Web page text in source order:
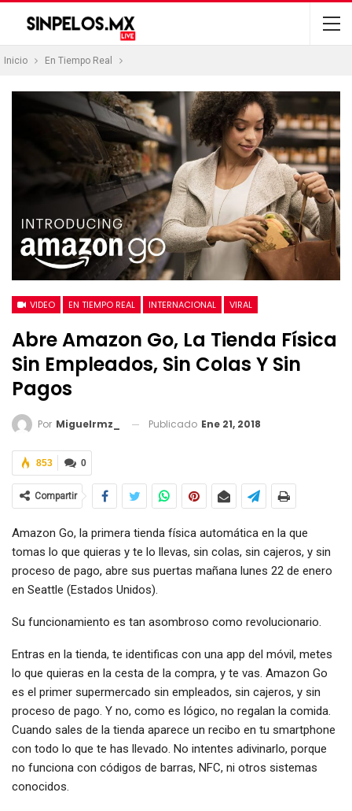
Inicio En Tiempo Real
VIDEO EN TIEMPO REAL INTERNACIONAL VIRAL
Abre Amazon Go, La Tienda Física
Sin Empleados, Sin Colas Y Sin
Pagos
Por Miguelrmz_ Publicado Ene 21, 2018
0
853
Compartir
Amazon Go, la primera tienda física automática en la que
tomas lo que quieras y te lo llevas, sin colas, sin cajeros, y sin
proceso de pago, abre sus puertas mañana lunes 22 de enero
en Seattle (Estados Unidos).
Su funcionamiento es tan asombroso como revolucionario.
Entras en la tienda, te identificas con una app del móvil, metes
lo que quieras en la cesta de la compra, y te vas. Amazon Go
es el primer supermercado sin empleados, sin cajeros, y sin
proceso de pago. Y no, como es lógico, no regalan la comida.
Cuando sales de la tienda aparece un recibo en tu smartphone
con todo lo que te has llevado. No intentes adivinarlo, porque
no funciona con códigos de barras, NFC, ni otros sistemas
conocidos.